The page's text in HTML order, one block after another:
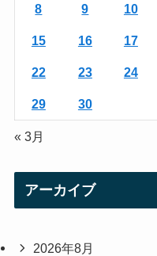
8 9 10
15 16 17
22 23 24
29 30
« 3月
アーカイブ
2026年8月